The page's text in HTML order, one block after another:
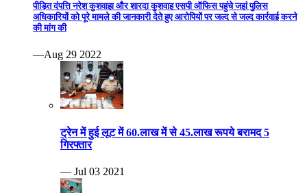
पीड़ित दंपत्ति नरेश कुशवाहा और शारदा कुशवाह एसपी ऑफिस पहुंचे जहां पुलिस
अधिकारियों को पूरे मामले की जानकारी देते हुए आरोपियों पर जल्द से जल्द कार्रवाई करने
की मांग की
—Aug 29 2022
ट्रेन में हुई लूट में 60.लाख में से 45.लाख रूपये बरामद 5
गिरफ्तार
— Jul 03 2021